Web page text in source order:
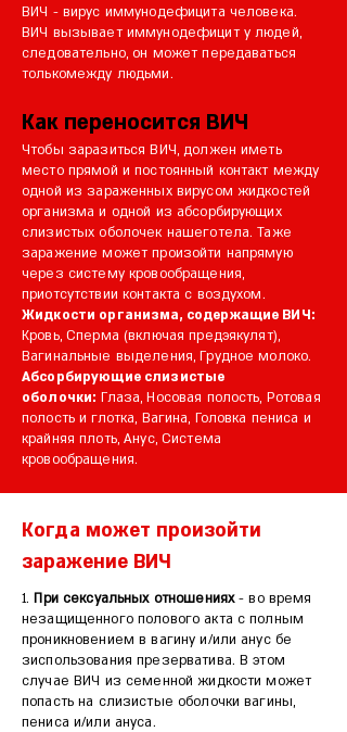
ВИЧ - вирус иммунодефицита человека.
ВИЧ вызывает иммунодефицит у людей,
следовательно, он может передаваться
толькомежду людьми.
Как переносится ВИЧ
Чтобы заразиться ВИЧ, должен иметь
место прямой и постоянный контакт между
одной из зараженных вирусом жидкостей
организма и одной из абсорбирующих
слизистых оболочек нашеготела. Таже
заражение может произойти напрямую
через систему кровообращения,
приотсутствии контакта с воздухом.
Жидкости организма, содержащие ВИЧ:
Кровь, Сперма (включая предэякулят),
Вагинальные выделения, Грудное молоко.
Абсорбирующие слизистые
оболочки: Глаза, Носовая полость, Ротовая
полость и глотка, Вагина, Головка пениса и
крайняя плоть, Анус, Система
кровообращения.
Когда может произойти
заражение ВИЧ
1. При сексуальных отношениях- во время
незащищенного полового акта с полным
проникновением в вагину и/или анус бе
зиспользования презерватива. В этом
случае ВИЧ из семенной жидкости может
попасть на слизистые оболочки вагины,
пениса и/или ануса.